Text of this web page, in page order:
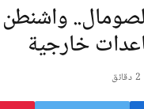
خارجية
2 دقائق